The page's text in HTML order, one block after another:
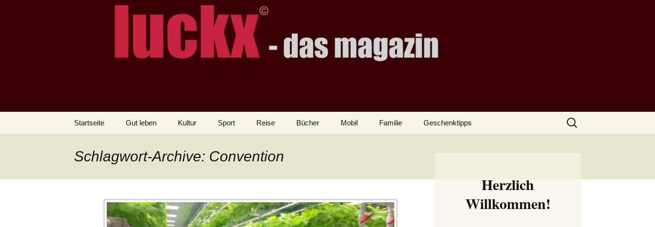
LUCKX
– das Magazin
Startseite Gut leben Kultur Sport Reise Bücher Mobil Familie Geschenktipps
Suchen
nach:
Schlagwort-Archive: Convention
Herzlich
Willkommen!